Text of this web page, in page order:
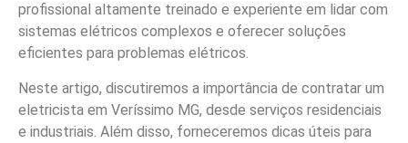
profissional altamente treinado e experiente em lidar com
sistemas elétricos complexos e oferecer soluções
eficientes para problemas elétricos.
Neste artigo, discutiremos a importância de contratar um
eletricista em Veríssimo MG, desde serviços residenciais
e industriais. Além disso, forneceremos dicas úteis para